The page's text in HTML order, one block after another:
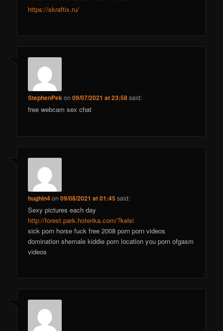
https://skraftix.ru/
StephenPekon09/07/2021 at 23:58said:
free webcam sex chat
hughln4on09/08/2021 at 01:45said:
Sexy pictures each day
http://forest.park.hoterika.com/?kelsi
sick porn horse fuck free 2008 porn porn videos
domination shemale kiddie porn location you porn ofgasm
videos